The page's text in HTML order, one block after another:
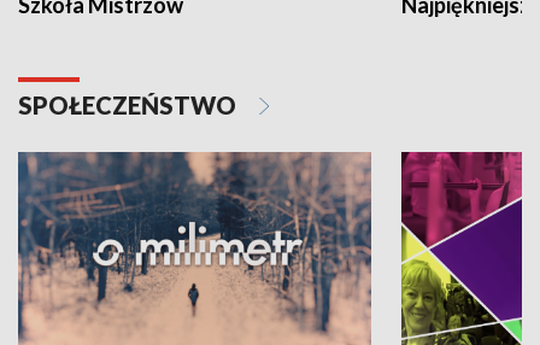
SPOŁECZEŃSTWO